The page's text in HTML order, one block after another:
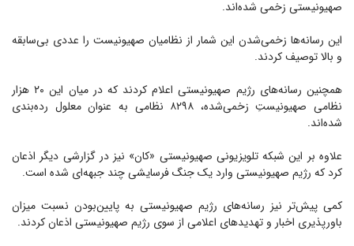
صهیونیستی زخمی شده‌اند.
این رسانه‌ها زخمی‌شدن این شمار از نظامیان صهیونیست را عددی بی‌سابقه
و بالا توصیف کردند.
همچنین رسانه‌های رژیم صهیونیستی اعلام کردند که در میان این ۲۰ هزار
نظامی صهیونیستِ زخمی‌شده، ۸۲۹۸ نظامی به عنوان معلول رده‌بندی
شده‌اند.
علاوه بر این شبکه تلویزیونی صهیونیستی «کان» نیز در گزارشی دیگر اذعان
کرد که رژیم صهیونیستی وارد یک جنگ فرسایشی چند جبهه‌ای شده است.
کمی پیش‌تر نیز رسانه‌های رژیم صهیونیستی به پایین‌بودن نسبت میزان
باورپذیری اخبار و تهدید‌های اعلامی از سوی رژیم صهیونیستی اذعان کردند.